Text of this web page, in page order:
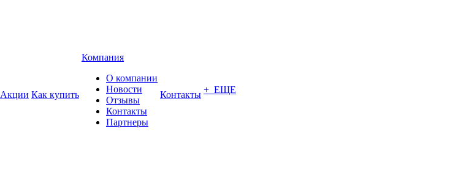
Акции Как купить
Компания
О компании
Новости
Отзывы
Контакты
Партнеры
Контакты + ЕЩЕ